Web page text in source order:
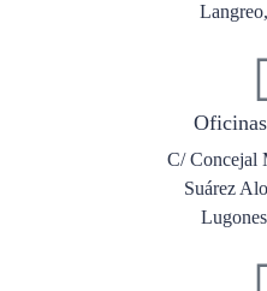
C/ Concejal
Suárez